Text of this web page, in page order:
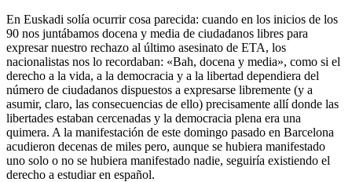
En Euskadi solía ocurrir cosa parecida: cuando en los inicios de los
90 nos juntábamos docena y media de ciudadanos libres para
expresar nuestro rechazo al último asesinato de ETA, los
nacionalistas nos lo recordaban: «Bah, docena y media», como si el
derecho a la vida, a la democracia y a la libertad dependiera del
número de ciudadanos dispuestos a expresarse libremente (y a
asumir, claro, las consecuencias de ello) precisamente allí donde las
libertades estaban cercenadas y la democracia plena era una
quimera. A la manifestación de este domingo pasado en Barcelona
acudieron decenas de miles pero, aunque se hubiera manifestado
uno solo o no se hubiera manifestado nadie, seguiría existiendo el
derecho a estudiar en español.